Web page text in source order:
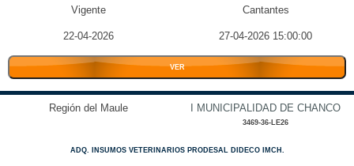
Vigente Cantantes
22-04-2026 27-04-2026 15:00:00
VER
Región del Maule I MUNICIPALIDAD DE CHANCO
3469-36-LE26
ADQ. INSUMOS VETERINARIOS PRODESAL DIDECO IMCH.